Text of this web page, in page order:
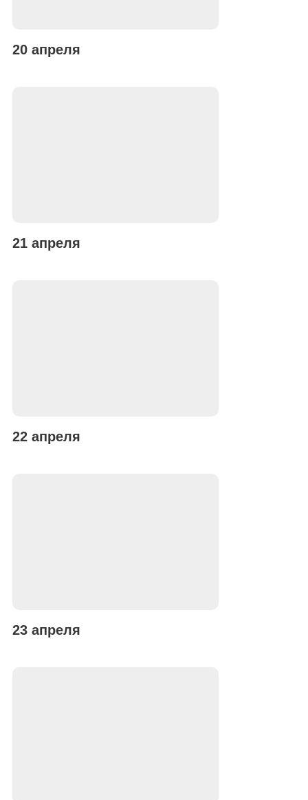
20 апреля
21 апреля
22 апреля
23 апреля